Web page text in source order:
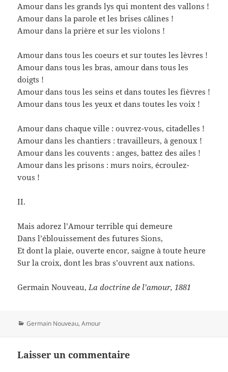
Amour dans les grands lys qui montent des vallons !
Amour dans la parole et les brises câlines !
Amour dans la prière et sur les violons !
Amour dans tous les coeurs et sur toutes les lèvres !
Amour dans tous les bras, amour dans tous les
doigts !
Amour dans tous les seins et dans toutes les fièvres !
Amour dans tous les yeux et dans toutes les voix !
Amour dans chaque ville : ouvrez-vous, citadelles !
Amour dans les chantiers : travailleurs, à genoux !
Amour dans les couvents : anges, battez des ailes !
Amour dans les prisons : murs noirs, écroulez-
vous !
II.
Mais adorez l’Amour terrible qui demeure
Dans l’éblouissement des futures Sions,
Et dont la plaie, ouverte encor, saigne à toute heure
Sur la croix, dont les bras s’ouvrent aux nations.
Germain Nouveau, La doctrine de l’amour, 1881
Catégories
Germain Nouveau,Amour
Laisser un commentaire